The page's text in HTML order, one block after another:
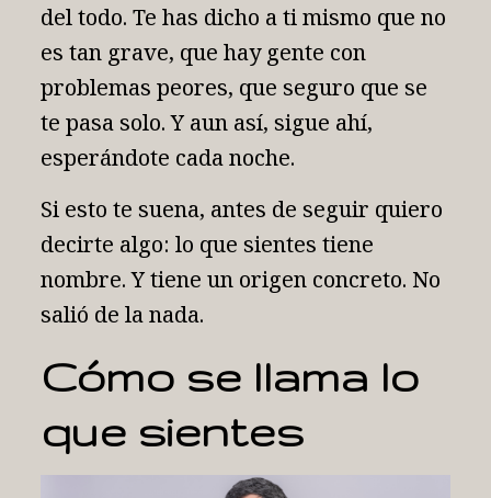
del todo. Te has dicho a ti mismo que no
es tan grave, que hay gente con
problemas peores, que seguro que se
te pasa solo. Y aun así, sigue ahí,
esperándote cada noche.
Si esto te suena, antes de seguir quiero
decirte algo: lo que sientes tiene
nombre. Y tiene un origen concreto. No
salió de la nada.
Cómo se llama lo
que sientes